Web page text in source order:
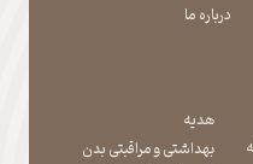
درباره ما
هدیه
بهداشتی و مراقبتی بدن